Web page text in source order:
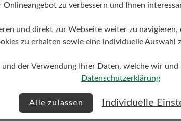
zu verbessern und Ihnen
und direkt zur Webseite weiter zu
zu erhalten sowie eine individuelle
der Verwendung Ihrer Daten, welche wir
Datenschutzerklärung
Alle zulassen Individuelle